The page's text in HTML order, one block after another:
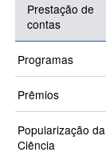
Prestação de
contas
Programas
Prêmios
Popularização da
Ciência